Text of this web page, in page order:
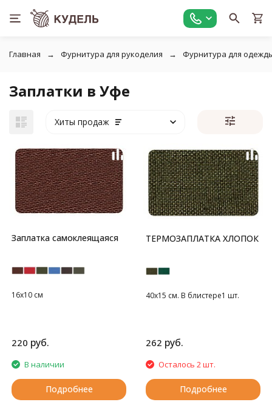
Главная Фурнитура для рукоделия Фурнитура для
Заплатки в Уфе
Хиты продаж
Заплатка самоклеящаяся
16х10 см
220 руб.
В наличии
Подробнее
ТЕРМОЗАПЛАТКА ХЛОПОК
40х15 см. В блистере1 шт.
262 руб.
Осталось 2 шт.
Подробнее